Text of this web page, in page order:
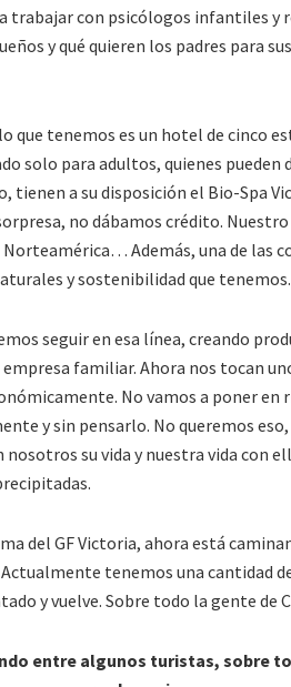
trabajar con psicólogos infantiles y
y qué quieren los padres para
que tenemos es un hotel de cinco
solo para adultos, quienes pueden
tienen a su disposición el Bio-Spa
no dábamos crédito.
Además, una de las
y sostenibilidad que tenemos.
seguir en esa línea, creando
empresa familiar. Ahora nos tocan
No vamos a poner
y sin pensarlo. No queremos
su vida y nuestra vida con
del GF Victoria, ahora está
tenemos una cantidad
y vuelve. Sobre todo la gente de
entre algunos turistas, sobre